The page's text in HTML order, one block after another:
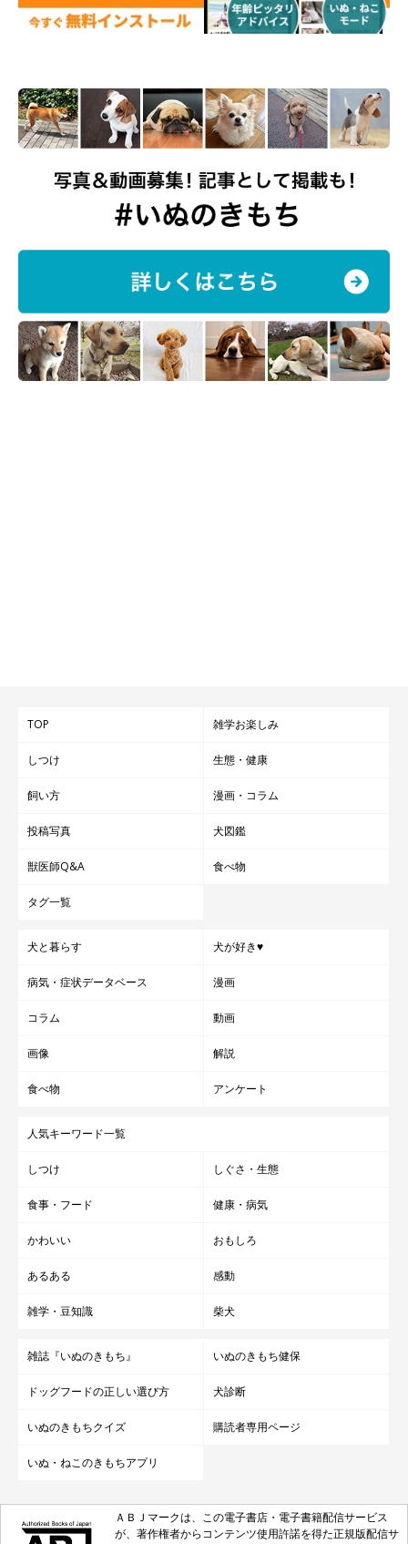
TOP 雑学お楽しみ
しつけ 生態・健康
飼い方 漫画・コラム
投稿写真 犬図鑑
獣医師Q&A 食べ物
タグ一覧
犬と暮らす 犬が好き♥
病気・症状データベース 漫画
コラム 動画
画像 解説
食べ物 アンケート
人気キーワード一覧
しつけ しぐさ・生態
食事・フード 健康・病気
かわいい おもしろ
あるある 感動
雑学・豆知識 柴犬
雑誌『いぬのきもち』 いぬのきもち健保
ドッグフードの正しい選び方 犬診断
いぬのきもちクイズ 購読者専用ページ
いぬ・ねこのきもちアプリ
ＡＢＪマークは、この電子書店・電子書籍配信サービス
が、著作権者からコンテンツ使用許諾を得た正規版配信サ